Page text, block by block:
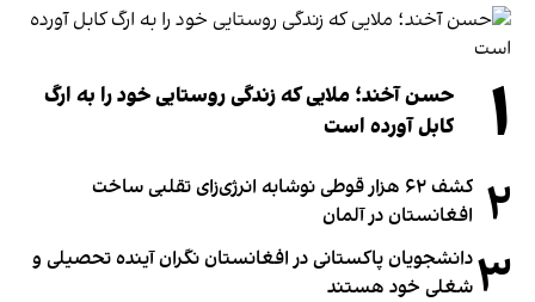
۱
حسن آخند؛ ملایی که زندگی روستایی خود را به ارگ
کابل آورده است
۲
کشف ۶۲ هزار قوطی نوشابه انرژی‌زای تقلبی ساخت
افغانستان در آلمان
۳دانشجویان پاکستانی در افغانستان نگران آینده تحصیلی و
شغلی خود هستند